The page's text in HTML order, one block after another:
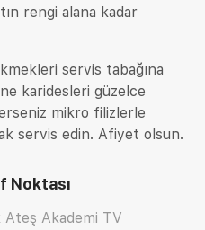
rengi alana kadar
servis tabağına
karidesleri güzelce
mikro filizlerle
servis edin. Afiyet olsun.
Noktası
Ateş Akademi TV